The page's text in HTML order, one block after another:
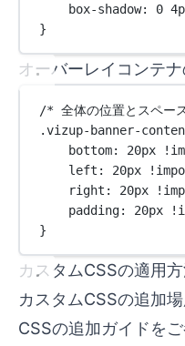
box-shadow: 0 4
}
オーバーレイコンテ
/* 全体の位置とスペー
.vizup-banner-
bottom: 20px
left : 20px
right : 20px
padding: 20px
}
カスタムCSSの適用
カスタムCSSの追加
CSSの追加ガイドを